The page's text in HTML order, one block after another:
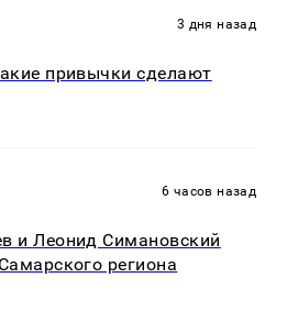
3 дня назад
привычки сделают
6 часов назад
и Леонид Симановский
региона